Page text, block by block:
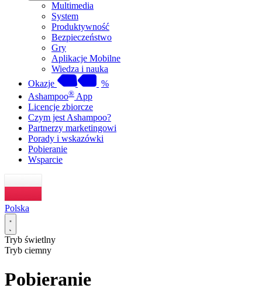
Multimedia
System
Produktywność
Bezpieczeństwo
Gry
Aplikacje Mobilne
Wiedza i nauka
Okazje
%
Ashampoo® App
Licencje zbiorcze
Czym jest Ashampoo?
Partnerzy marketingowi
Porady i wskazówki
Pobieranie
Wsparcie
Polska
Tryb świetlny
Tryb ciemny
Pobieranie